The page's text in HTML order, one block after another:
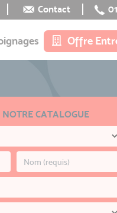
Contact
Offre
NOTRE CATALOGUE